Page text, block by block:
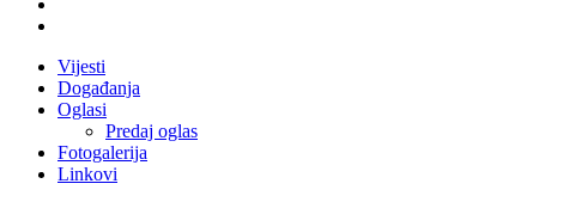
Vijesti
Događanja
Oglasi
Predaj oglas
Fotogalerija
Linkovi